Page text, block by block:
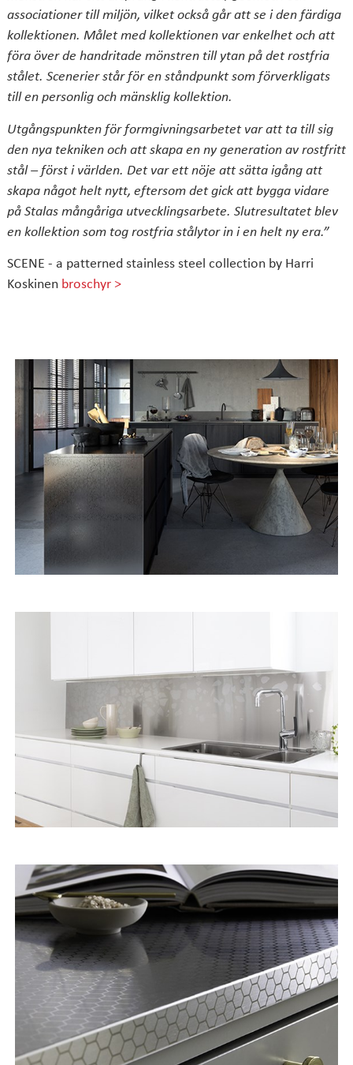
associationer till miljön, vilket också går att se i den färdiga
kollektionen. Målet med kollektionen var enkelhet och att
föra över de handritade mönstren till ytan på det rostfria
stålet. Scenerier står för en ståndpunkt som förverkligats
till en personlig och mänsklig kollektion.
Utgångspunkten för formgivningsarbetet var att ta till sig
den nya tekniken och att skapa en ny generation av rostfritt
stål – först i världen. Det var ett nöje att sätta igång att
skapa något helt nytt, eftersom det gick att bygga vidare
på Stalas mångåriga utvecklingsarbete. Slutresultatet blev
en kollektion som tog rostfria stålytor in i en helt ny era. ”
SCENE - a patterned stainless steel collection by Harri
Koskinen broschyr >